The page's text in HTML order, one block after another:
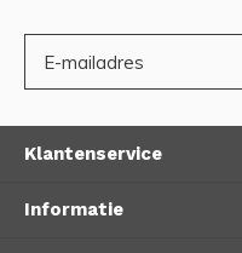
Klantenservice
Informatie